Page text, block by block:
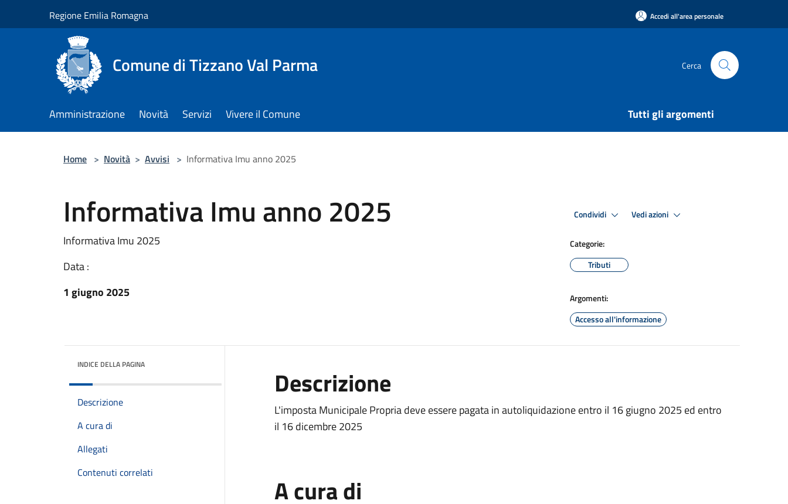
Regione Emilia Romagna Accedi all'area personale
Comune di Tizzano Val Parma Cerca
Amministrazione Novità Servizi Vivere il Comune Tutti gli argomenti
Home > Novità > Avvisi > Informativa Imu anno 2025
Informativa Imu anno 2025
Informativa Imu 2025
Data :
1 giugno 2025
Condividi Vedi azioni
Categorie:
Tributi
Argomenti:
Accesso all'informazione
INDICE DELLA PAGINA
Descrizione
A cura di
Allegati
Contenuti correlati
Descrizione
L'imposta Municipale Propria deve essere pagata in autoliquidazione entro il 16 giugno 2025 ed entro
il 16 dicembre 2025
A cura di